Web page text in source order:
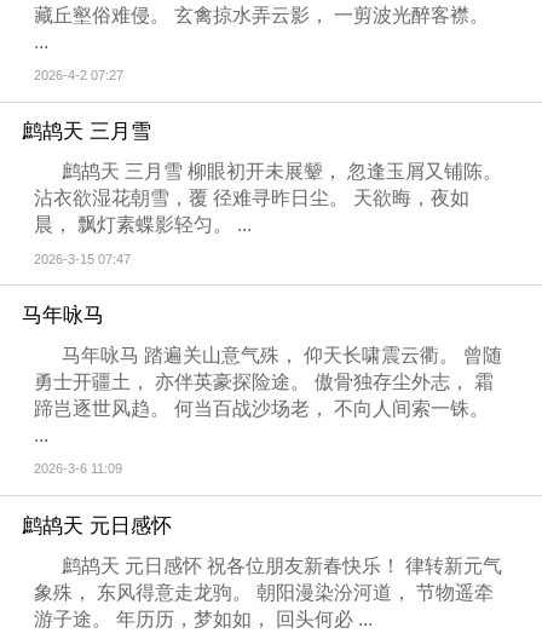
藏丘壑俗难侵。 玄禽掠水弄云影， 一剪波光醉客襟。
...
2026-4-2 07:27
鹧鸪天 三月雪
鹧鸪天 三月雪 柳眼初开未展颦， 忽逢玉屑又铺陈。
沾衣欲湿花朝雪，覆 径难寻昨日尘。 天欲晦，夜如
晨， 飘灯素蝶影轻匀。 ...
2026-3-15 07:47
马年咏马
马年咏马 踏遍关山意气殊， 仰天长啸震云衢。 曾随
勇士开疆土， 亦伴英豪探险途。 傲骨独存尘外志， 霜
蹄岂逐世风趋。 何当百战沙场老， 不向人间索一铢。
...
2026-3-6 11:09
鹧鸪天 元日感怀
鹧鸪天 元日感怀 祝各位朋友新春快乐！ 律转新元气
象殊， 东风得意走龙驹。 朝阳漫染汾河道， 节物遥牵
游子途。 年历历，梦如如， 回头何必 ...